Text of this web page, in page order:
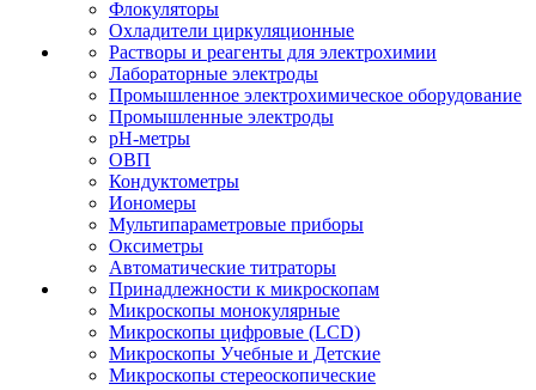
Флокуляторы
Охладители циркуляционные
Растворы и реагенты для электрохимии
Лабораторные электроды
Промышленное электрохимическое оборудование
Промышленные электроды
pH-метры
ОВП
Кондуктометры
Иономеры
Мультипараметровые приборы
Оксиметры
Автоматические титраторы
Принадлежности к микроскопам
Микроскопы монокулярные
Микроскопы цифровые (LCD)
Микроскопы Учебные и Детские
Микроскопы стереоскопические